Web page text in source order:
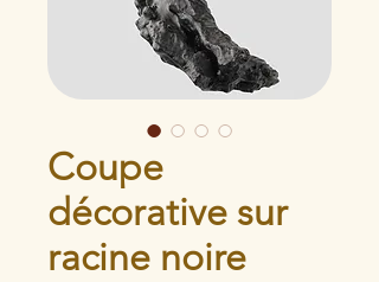
Coupe
décorative sur
racine noire